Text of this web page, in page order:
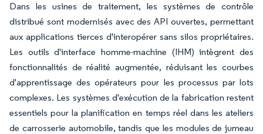
Dans les usines de traitement, les systèmes de contrôle
distribué sont modernisés avec des API ouvertes, permettant
aux applications tierces d'interopérer sans silos propriétaires.
Les outils d'interface homme-machine (IHM) intègrent des
fonctionnalités de réalité augmentée, réduisant les courbes
d'apprentissage des opérateurs pour les processus par lots
complexes. Les systèmes d'exécution de la fabrication restent
essentiels pour la planification en temps réel dans les ateliers
de carrosserie automobile, tandis que les modules de jumeau